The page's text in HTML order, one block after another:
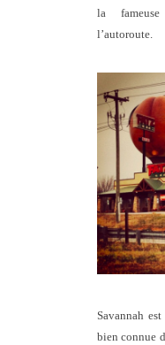
la
l’autoroute.
Savannah
bien connue